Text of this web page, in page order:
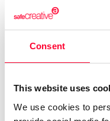
Consent
This website uses
We use cookies to
Duration
Sergey Leonov